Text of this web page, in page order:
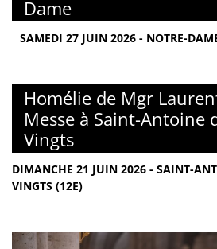
Dame
SAMEDI 27 JUIN 2026 - NOTRE-
Homélie de Mgr
Messe à Saint-Antoine
Vingts
DIMANCHE 21 JUIN 2026 - SAINT-
VINGTS (12E)